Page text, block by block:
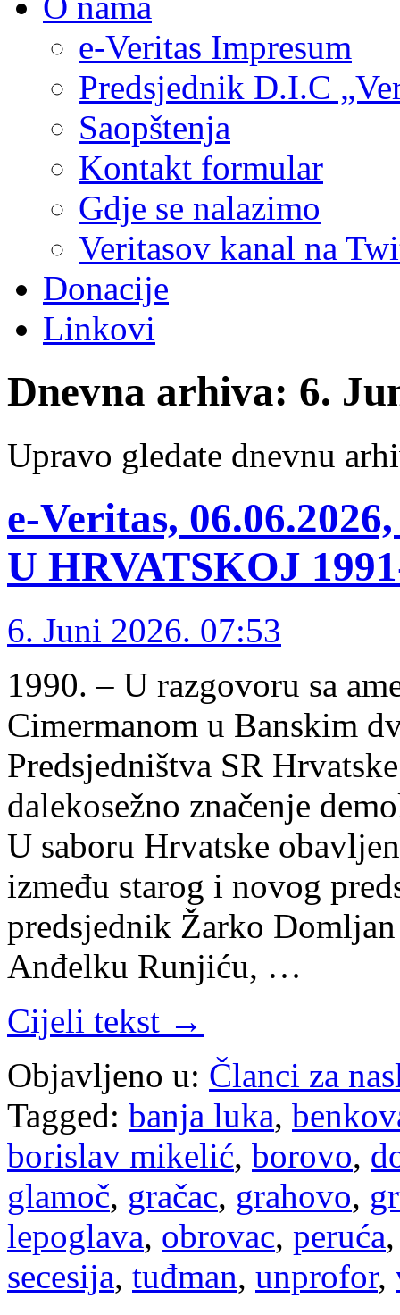
e-Veritas Impresum
Predsjednik D.I.C
Saopštenja
Kontakt formular
Gdje se nalazimo
Veritasov kanal na
Donacije
Linkovi
Dnevna arhiva: 6.
Upravo gledate dnevnu
e-Veritas,
U HRVATSKOJ
6. Juni 2026. 07:53
1990. – U razgovoru sa
Cimermanom u Banskim
Predsjedništva SR
dalekosežno značenje
U saboru Hrvatske
između starog i novog
predsjednik Žarko
Anđelku Runjiću, …
Cijeli tekst →
Objavljeno u: Članci za
Tagged: banja luka,
borislav mikelić, borovo,
glamoč, gračac, grahovo,
lepoglava, obrovac, peruća
secesija, tuđman, unprofor,